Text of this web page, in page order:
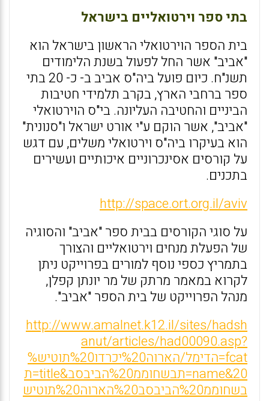
בתי ספר וירטואליים בישראל
בית הספר הוירטואלי הראשון בישראל הוא
"אביב" אשר החל לפעול בשנת הלימודים
תשנ"ח. כיום פועל ביה"ס אביב ב- כ- 20 בתי
ספר ברחבי הארץ, בקרב תלמידי חטיבות
הביניים והחטיבה העליונה. בי"ס הוירטואלי
"אביב", אשר הוקם ע"י אורט ישראל ו"סנונית"
הוא בעיקרו ביה"ס וירטואלי משלים, עם דגש
על קורסים אסינכרוניים איכותיים ועשירים
בתכנים.
http://space.ort.org.il/aviv
על סוגי הקורסים בבית ספר "אביב" והסוגיה
של הפעלת מנחים וירטואליים והצורך
בתמריץ כספי נוסף למורים בפרוייקט ניתן
לקרוא במאמר מרתק של מר יונתן קפלן,
מנהל הפרוייקט של בית הספר "אביב".
http://www.amalnet.k12.il/sites/hadsh
anut/articles/had00090.asp?
fcat=הדימל/הארוה%20יכרדו%20תוטיש%
20&name=תבשחוממ%20הביבסב&title=ת
בשחוממ%20הביבסב%20הארוה%20תוטיש